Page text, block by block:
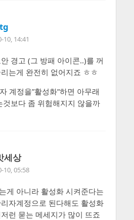
10, 14:41
경고 (그 방패 아이콘..)를 꺼
는게 완전히 없어지죠 ㅎㅎ
계정을”활성화”하면 아무래
것보다 좀 위험해지지 않을까
세상
10, 05:58
게 아니라 활성화 시켜준다는
자계정으로 된다해도 활성화
런 묻는 메세지가 많이 뜨죠